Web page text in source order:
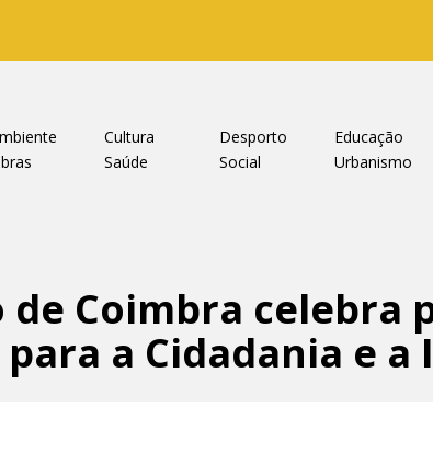
Cultura Desporto Educação
Saúde Social Urbanismo
Coimbra celebra
para a Cidadania e